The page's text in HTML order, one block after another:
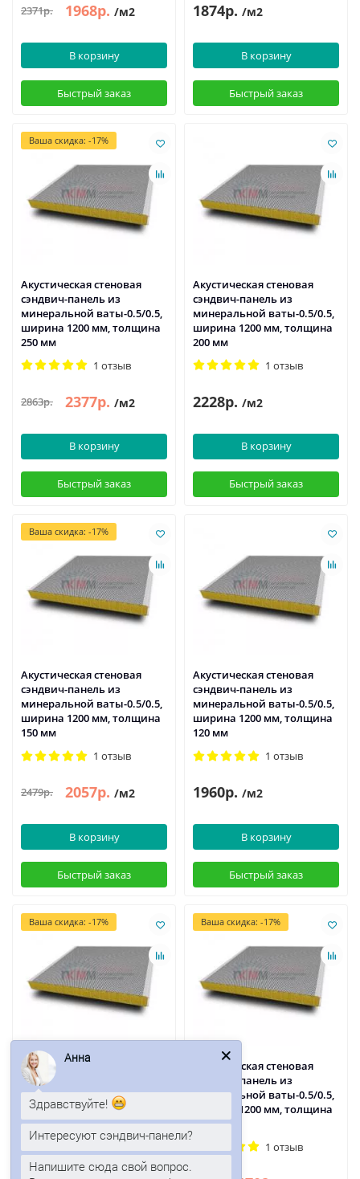
2371р. 1968р. /м2
В корзину
Быстрый заказ
1874р. /м2
В корзину
Быстрый заказ
Ваша скидка: -17%
Акустическая стеновая
сэндвич-панель из
минеральной ваты-0.5/0.5,
ширина 1200 мм, толщина
250 мм
1 отзыв
2863р. 2377р. /м2
В корзину
Быстрый заказ
Акустическая стеновая
сэндвич-панель из
минеральной ваты-0.5/0.5,
ширина 1200 мм, толщина
200 мм
1 отзыв
2228р. /м2
В корзину
Быстрый заказ
Ваша скидка: -17%
Акустическая стеновая
сэндвич-панель из
минеральной ваты-0.5/0.5,
ширина 1200 мм, толщина
150 мм
1 отзыв
2479р. 2057р. /м2
В корзину
Быстрый заказ
Акустическая стеновая
сэндвич-панель из
минеральной ваты-0.5/0.5,
ширина 1200 мм, толщина
120 мм
1 отзыв
1960р. /м2
В корзину
Быстрый заказ
Ваша скидка: -17%
Акустическая стеновая
сэндвич-панель из
минеральной ваты-0.5/0.5,
ширина 1200 мм, толщина
100 мм
1 отзыв
Ваша скидка: -17%
Акустическая стеновая
сэндвич-панель из
минеральной ваты-0.5/0.5,
ширина 1200 мм, толщина
60 мм
1 отзыв
Анна
Здравствуйте!
Интересуют сэндвич-панели?
Напишите сюда свой вопрос.